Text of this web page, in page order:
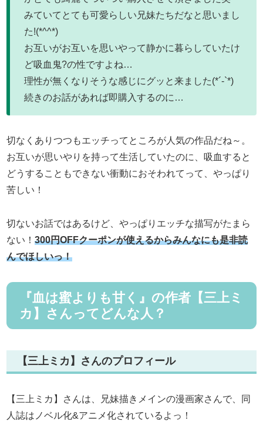
みていてとても可愛らしい兄妹たちだなと思いまし
た!(*^^*)
お互いがお互いを思いやって静かに暮らしていたけ
ど吸血鬼?の性ですよね…
理性が無くなりそうな感じにグッと来ました(*´-`*)
続きのお話があれば即購入するのに…
切なくありつつもエッチってところが人気の作品だね～。
お互いが思いやりを持って生活していたのに、吸血すると
どうすることもできない衝動におそわれてって、やっぱり
苦しい！
切ないお話ではあるけど、やっぱりエッチな描写がたまら
ない！ 300円OFFクーポンが使えるからみんなにも是非読
んでほしいっ！
『血は蜜よりも甘く』の作者【三上ミ
カ】さんってどんな人？
【三上ミカ】さんのプロフィール
【三上ミカ】さんは、兄妹描きメインの漫画家さんで、同
人誌はノベル化&アニメ化されているよっ！